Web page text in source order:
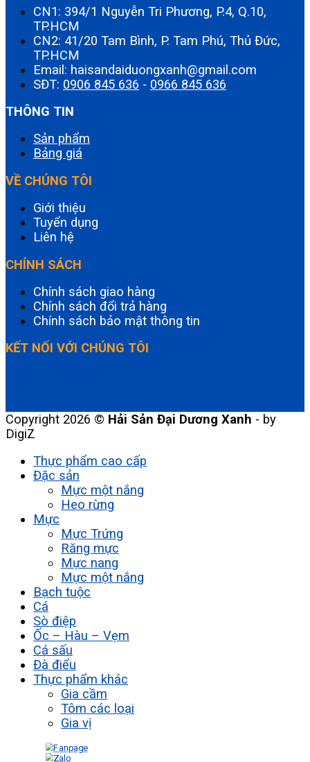
CN1: 394/1 Nguyễn Tri Phương, P.4, Q.10,
TP.HCM
CN2: 41/20 Tam Bình, P. Tam Phú, Thủ Đức,
TP.HCM
Email: haisandaiduongxanh@gmail.com
SĐT: 0906 845 636 - 0966 845 636
THÔNG TIN
Sản phẩm
Bảng giá
VỀ CHÚNG TÔI
Giới thiệu
Tuyển dụng
Liên hệ
CHÍNH SÁCH
Chính sách giao hàng
Chính sách đổi trả hàng
Chính sách bảo mật thông tin
KẾT NỐI VỚI CHÚNG TÔI
Copyright 2026 © Hải Sản Đại Dương Xanh - by
DigiZ
Thực phẩm cao cấp
Đặc sản
Mực một nắng
Heo rừng
Mực
Mực Trứng
Răng mực
Mực nang
Mực một nắng
Bạch tuộc
Cá
Sò điệp
Ốc – Hàu – Vẹm
Cá sấu
Đà điểu
Thực phẩm khác
Gia cầm
Tôm các loại
Gia vị